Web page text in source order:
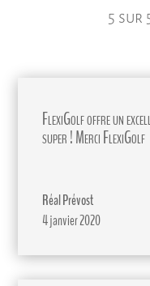
5 sur
FlexiGolf offre un
super ! Merci FlexiGolf
Réal Prévost
4 janvier 2020